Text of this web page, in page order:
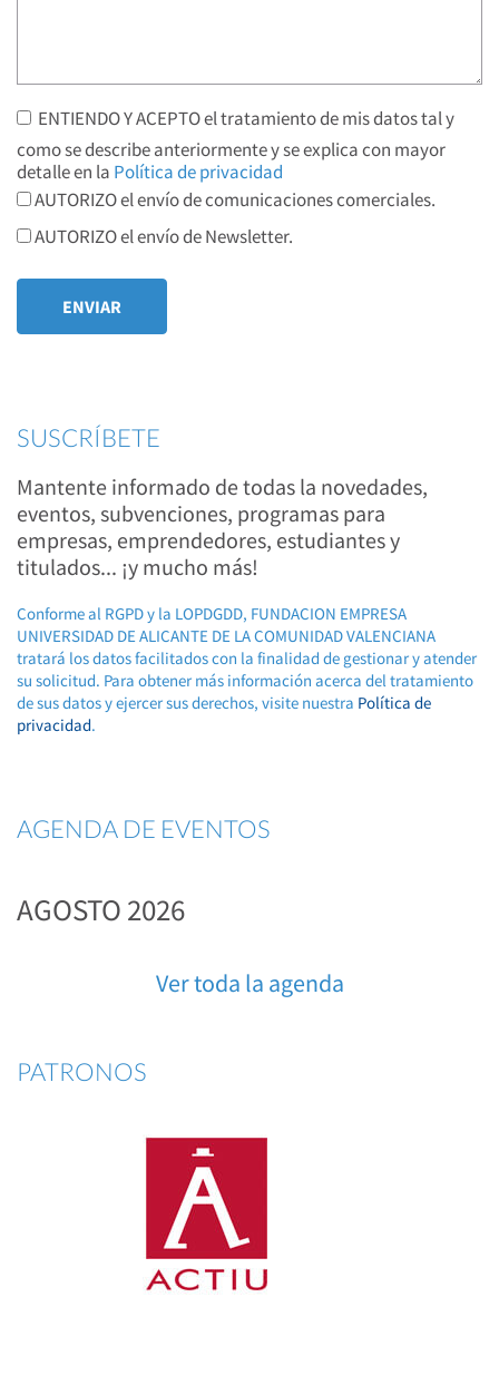
ENTIENDO Y ACEPTO el tratamiento de mis datos tal y
como se describe anteriormente y se explica con mayor
detalle en la Política de privacidad
AUTORIZO el envío de comunicaciones comerciales.
AUTORIZO el envío de Newsletter.
SUSCRÍBETE
Mantente informado de todas la novedades,
eventos, subvenciones, programas para
empresas, emprendedores, estudiantes y
titulados... ¡y mucho más!
Conforme al RGPD y la LOPDGDD, FUNDACION EMPRESA
UNIVERSIDAD DE ALICANTE DE LA COMUNIDAD VALENCIANA
tratará los datos facilitados con la finalidad de gestionar y atender
su solicitud. Para obtener más información acerca del tratamiento
de sus datos y ejercer sus derechos, visite nuestra Política de
privacidad.
AGENDA DE EVENTOS
AGOSTO 2026
Ver toda la agenda
PATRONOS